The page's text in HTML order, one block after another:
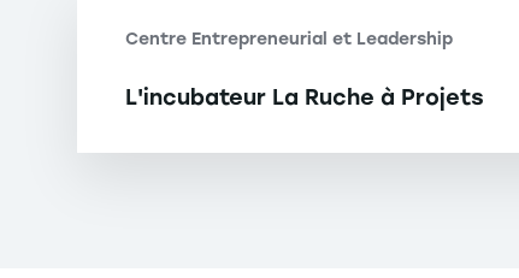
Centre Entrepreneurial et Leadership
L'incubateur La Ruche à Projets